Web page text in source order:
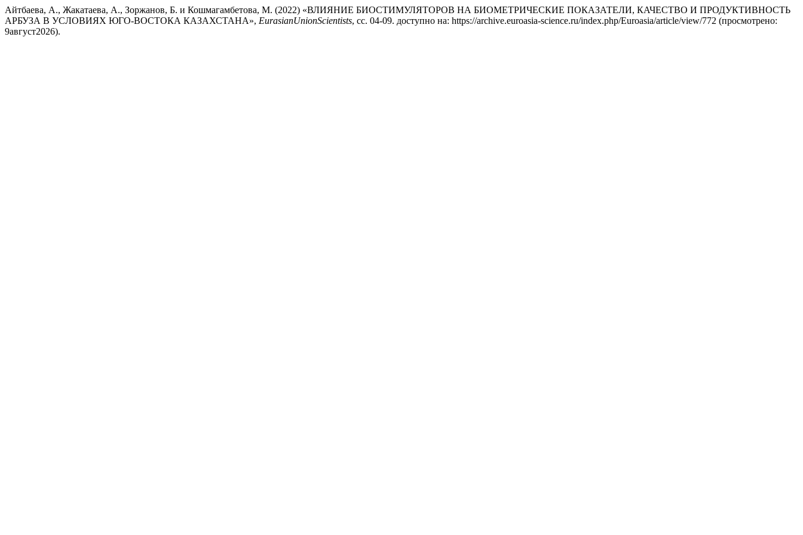
Айтбаева, А., Жакатаева, А., Зоржанов, Б. и Кошмагамбетова, М. (2022) «ВЛИЯНИЕ БИОСТИМУЛЯТОРОВ НА БИОМЕТРИЧЕСКИЕ ПОКАЗАТЕЛИ, КАЧЕСТВО И ПРОДУКТИВНОСТЬ
АРБУЗА В УСЛОВИЯХ ЮГО-ВОСТОКА КАЗАХСТАНА», EurasianUnionScientists, сс. 04-09. доступно на: https://archive.euroasia-science.ru/index.php/Euroasia/article/view/772 (просмотрено:
9август2026).